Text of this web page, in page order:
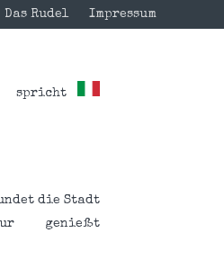
Das Rudel Impressum
spricht
die Stadt
genießt